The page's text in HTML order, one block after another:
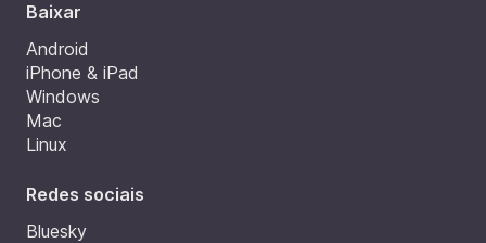
Baixar
Android
iPhone & iPad
Windows
Mac
Linux
Redes sociais
Bluesky